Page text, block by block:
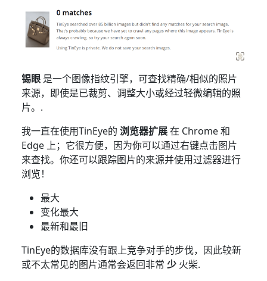
锡眼 是一个图像指纹引擎，可查找精确/相似的照片
来源，即使是已裁剪、调整大小或经过轻微编辑的照
片。.
我一直在使用TinEye的 浏览器扩展在 Chrome 和
Edge 上；它很方便，因为你可以通过右键点击图片
来查找。你还可以跟踪图片的来源并使用过滤器进行
浏览！
最大
变化最大
最新和最旧
TinEye的数据库没有跟上竞争对手的步伐，因此较新
或不太常见的图片通常会返回非常 少火柴.